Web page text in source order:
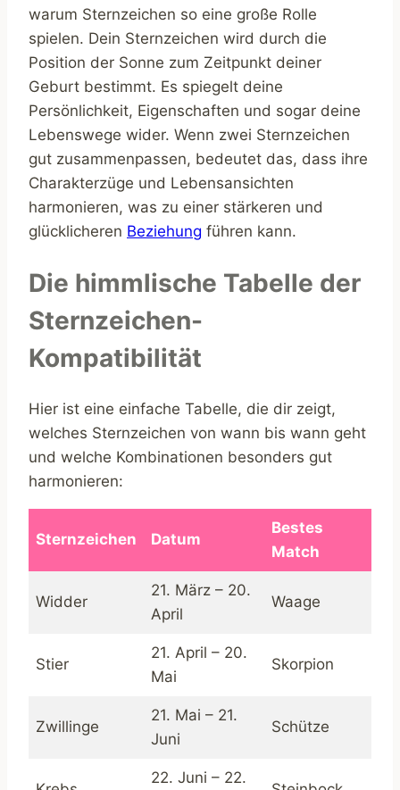
warum Sternzeichen so eine große Rolle
spielen. Dein Sternzeichen wird durch die
Position der Sonne zum Zeitpunkt deiner
Geburt bestimmt. Es spiegelt deine
Persönlichkeit, Eigenschaften und sogar deine
Lebenswege wider. Wenn zwei Sternzeichen
gut zusammenpassen, bedeutet das, dass ihre
Charakterzüge und Lebensansichten
harmonieren, was zu einer stärkeren und
glücklicheren Beziehung führen kann.
Die himmlische Tabelle der
Sternzeichen-
Kompatibilität
Hier ist eine einfache Tabelle, die dir zeigt,
welches Sternzeichen von wann bis wann geht
und welche Kombinationen besonders gut
harmonieren:
Sternzeichen Datum
Bestes
Match
Widder
21. März – 20.
April
Waage
Stier
21. April – 20.
Mai
Skorpion
Zwillinge
21. Mai – 21.
Juni
Schütze
22. Juni – 22.